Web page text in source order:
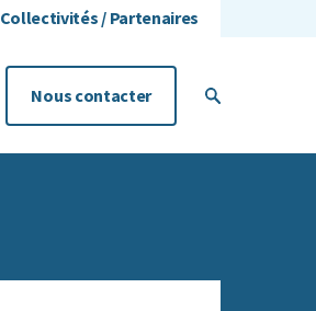
Collectivités / Partenaires
Nous contacter